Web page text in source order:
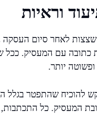
וראיות
לאחר סיום העסקה
כתובה עם המעסיק. ככל
יותר.
להוכיח שהתפטר בגלל
המעסיק. כל